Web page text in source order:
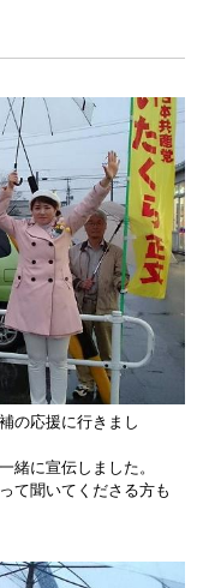
の応援に行きまし
に宣伝しました。
て聞いてくださる方も